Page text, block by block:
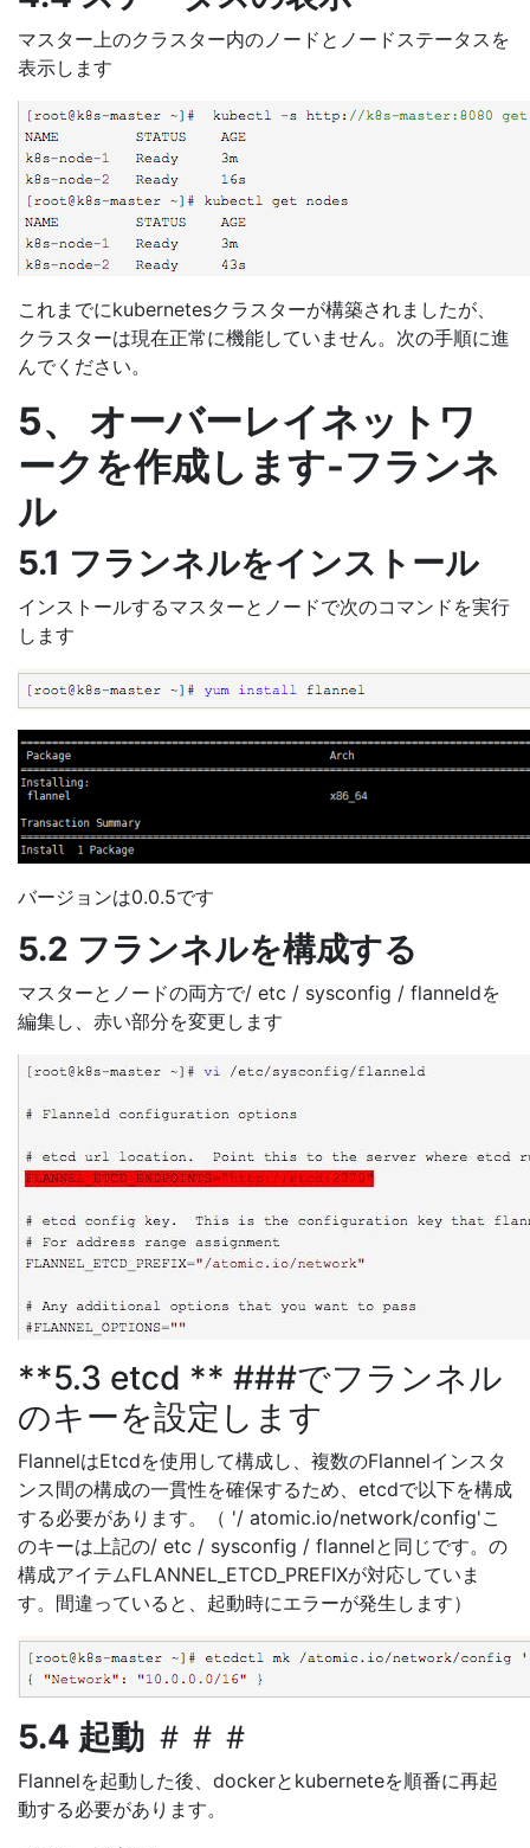
マスター上のクラスター内のノードとノードステータスを
表示します
これまでにkubernetesクラスターが構築されましたが、
クラスターは現在正常に機能していません。次の手順に進
んでください。
5、 オーバーレイネットワ
ークを作成します-フランネ
ル
5.1 フランネルをインストール
インストールするマスターとノードで次のコマンドを実行
します
バージョンは0.0.5です
5.2 フランネルを構成する
マスターとノードの両方で/ etc / sysconfig / flanneldを
編集し、赤い部分を変更します
**5.3 etcd ** ###でフランネル
のキーを設定します
FlannelはEtcdを使用して構成し、複数のFlannelインスタ
ンス間の構成の一貫性を確保するため、etcdで以下を構成
する必要があります。（ '/ atomic.io/network/config'こ
のキーは上記の/ etc / sysconfig / flannelと同じです。の
構成アイテムFLANNEL_ETCD_PREFIXが対応していま
す。間違っていると、起動時にエラーが発生します）
5.4 起動 ＃＃＃
Flannelを起動した後、dockerとkuberneteを順番に再起
動する必要があります。